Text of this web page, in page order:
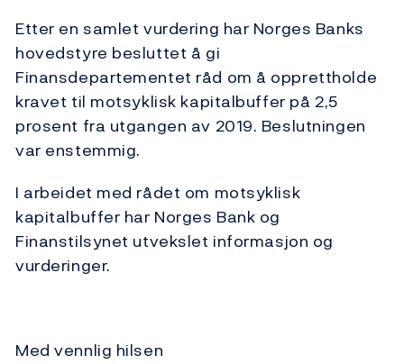
Etter en samlet vurdering har Norges Banks
hovedstyre besluttet å gi
Finansdepartementet råd om å opprettholde
kravet til motsyklisk kapitalbuffer på 2,5
prosent fra utgangen av 2019. Beslutningen
var enstemmig.
I arbeidet med rådet om motsyklisk
kapitalbuffer har Norges Bank og
Finanstilsynet utvekslet informasjon og
vurderinger.
Med vennlig hilsen